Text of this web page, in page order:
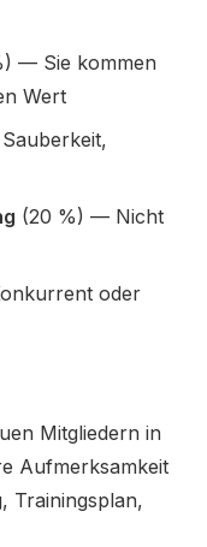
— Sie kommen
Wert
(20 %) — Nicht
oder
Mitgliedern in
Aufmerksamkeit
Trainingsplan,